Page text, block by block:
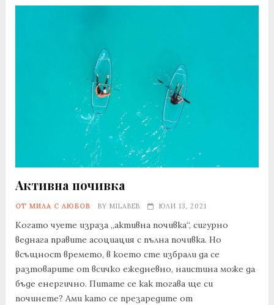
Активна почивка
ОТ МИЛА С ЛЮБОВ BY MILABEB ЮЛИ 13, 2021
Когато чуете израза „активна почивка“, сигурно
веднага правите асоциация с пълна почивка. Но
всъщност времето, в което сте избрали да се
разтоварите от всичко ежедневно, наистина може да
бъде енергично. Питате се как тогава ще си
починете? Ами като се презаредите от